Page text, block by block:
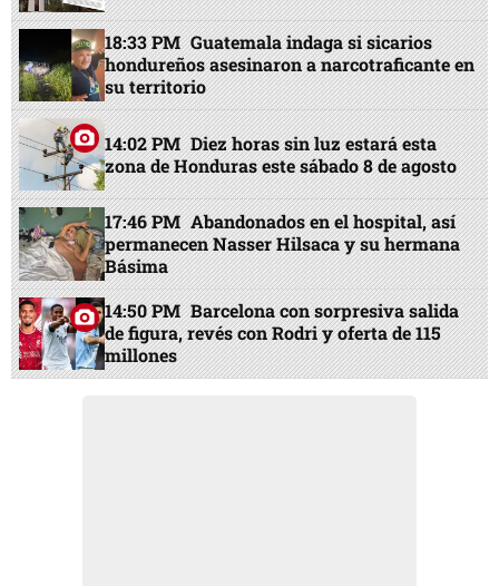
18:33 PM Guatemala indaga si sicarios
hondureños asesinaron a narcotraficante en
su territorio
14:02 PM Diez horas sin luz estará esta
zona de Honduras este sábado 8 de agosto
17:46 PM Abandonados en el hospital, así
permanecen Nasser Hilsaca y su hermana
Básima
14:50 PM Barcelona con sorpresiva salida
de figura, revés con Rodri y oferta de 115
millones